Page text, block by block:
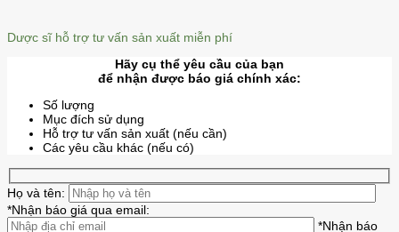
Dược sĩ hỗ trợ tư vấn sản xuất miễn phí
Hãy cụ thể yêu cầu của bạn
để nhận được báo giá chính xác:
Số lượng
Mục đích sử dụng
Hỗ trợ tư vấn sản xuất (nếu cần)
Các yêu cầu khác (nếu có)
Họ và tên:
*Nhận báo giá qua email:
*Nhận báo